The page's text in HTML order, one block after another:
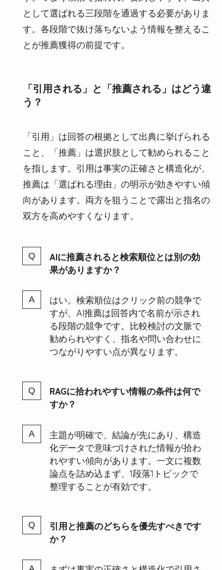
として選ばれる三段階を通過する必要がありま
す。各段階で抜け落ちないよう情報を整えるこ
とが推薦獲得の前提です。
「引用される」と「推薦される」はどう違
う？
「引用」は回答の根拠として出典に挙げられる
こと、「推薦」は選択肢として勧められること
を指します。引用は事実の正確さと構造化が、
推薦は「選ばれる理由」の明示が効きやすい傾
向があります。両方を狙うことで露出と指名の
双方を高めやすくなります。
AIに推薦されると検索順位とは別の効
果がありますか？
はい。検索順位はクリック前の競争で
すが、AI推薦は回答内で名前が示され
る段階の競争です。比較検討の文脈で
勧められやすく、指名や問い合わせに
つながりやすい点が異なります。
RAGに拾われやすい情報の条件は何で
すか？
主題が明確で、結論が先にあり、構造
化データで意味づけされた情報が拾わ
れやすい傾向があります。一文に複数
論点を詰め込まず、1段落1トピックで
整理することが有効です。
引用と推薦のどちらを優先すべきです
か？